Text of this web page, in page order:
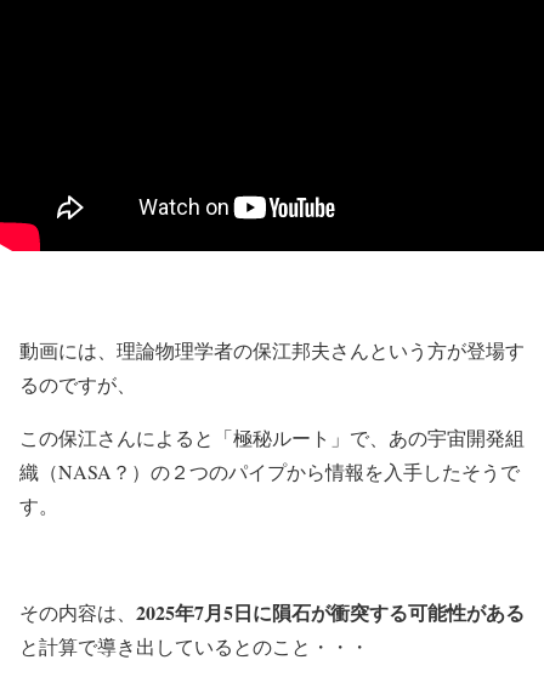
動画には、理論物理学者の保江邦夫さんという方が登場す
るのですが、
この保江さんによると「極秘ルート」で、あの宇宙開発組
織（NASA？）の２つのパイプから情報を入手したそうで
す。
その内容は、 2025年7月5日に隕石が衝突する可能性がある
と計算で導き出しているとのこと・・・